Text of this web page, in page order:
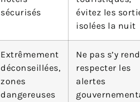
sécurisés
évitez les
isolées la nuit
Extrêmement
déconseillées,
zones
dangereuses
Ne pas s’y
respecter les
alertes